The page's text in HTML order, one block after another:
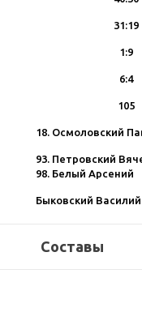
31:19
1:9
6:4
105
18. Осмоловский
93. Петровский
98. Белый Арсений
Быковский Василий
Составы